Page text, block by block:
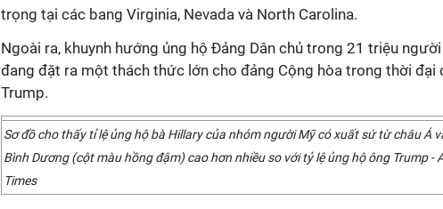
trọng tại các bang Virginia, Nevada và North Carolina.
Ngoài ra, khuynh hướng ủng hộ Đảng Dân chủ trong 21 triệu
đang đặt ra một thách thức lớn cho đảng Cộng hòa trong thời đại
Trump.
Sơ đồ cho thấy tỉ lệ ủng hộ bà Hillary của nhóm người Mỹ có xuất sứ từ châu Á
Bình Dương (cột màu hồng đậm) cao hơn nhiều so với tỷ lệ ủng hộ ông Trump -
Times